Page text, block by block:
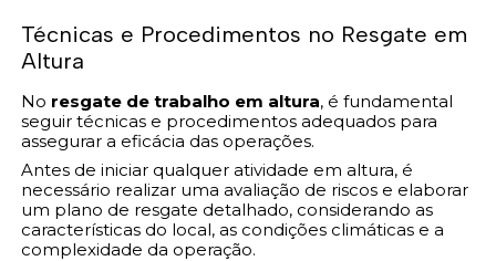
Técnicas e Procedimentos no Resgate em
Altura
No resgate de trabalho em altura, é fundamental
seguir técnicas e procedimentos adequados para
assegurar a eficácia das operações.
Antes de iniciar qualquer atividade em altura, é
necessário realizar uma avaliação de riscos e elaborar
um plano de resgate detalhado, considerando as
características do local, as condições climáticas e a
complexidade da operação.